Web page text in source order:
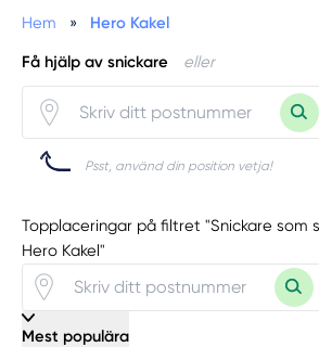
Hem
» Hero Kakel
Få hjälp av snickare eller
Psst, använd din position vetja!
Topplaceringar på filtret "Snickare som
Hero Kakel"
Mest populära